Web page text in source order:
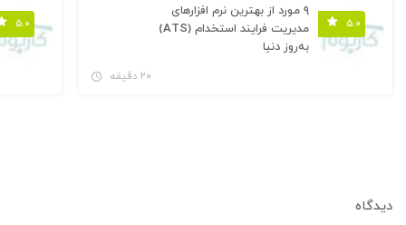
۵.۰
۹ مورد از بهترین نرم افزارهای
مدیریت فرایند استخدام (ATS)
به‌روز دنیا
۲۰ دقیقه
۵.۰
دیدگاه